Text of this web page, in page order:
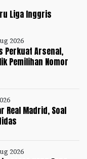
Liga Inggris
2026
Perkuat Arsenal,
Pemilihan Nomor
Real Madrid, Soal
2026